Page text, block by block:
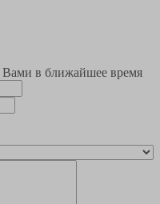
в ближайшее время